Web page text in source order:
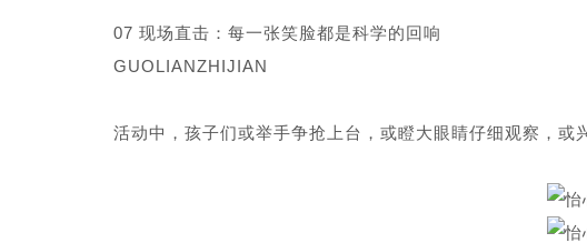
07 现场直击：每一张笑脸都是科学的回响
GUOLIANZHIJIAN
活动中，孩子们或举手争抢上台，或瞪大眼睛仔细观察，或